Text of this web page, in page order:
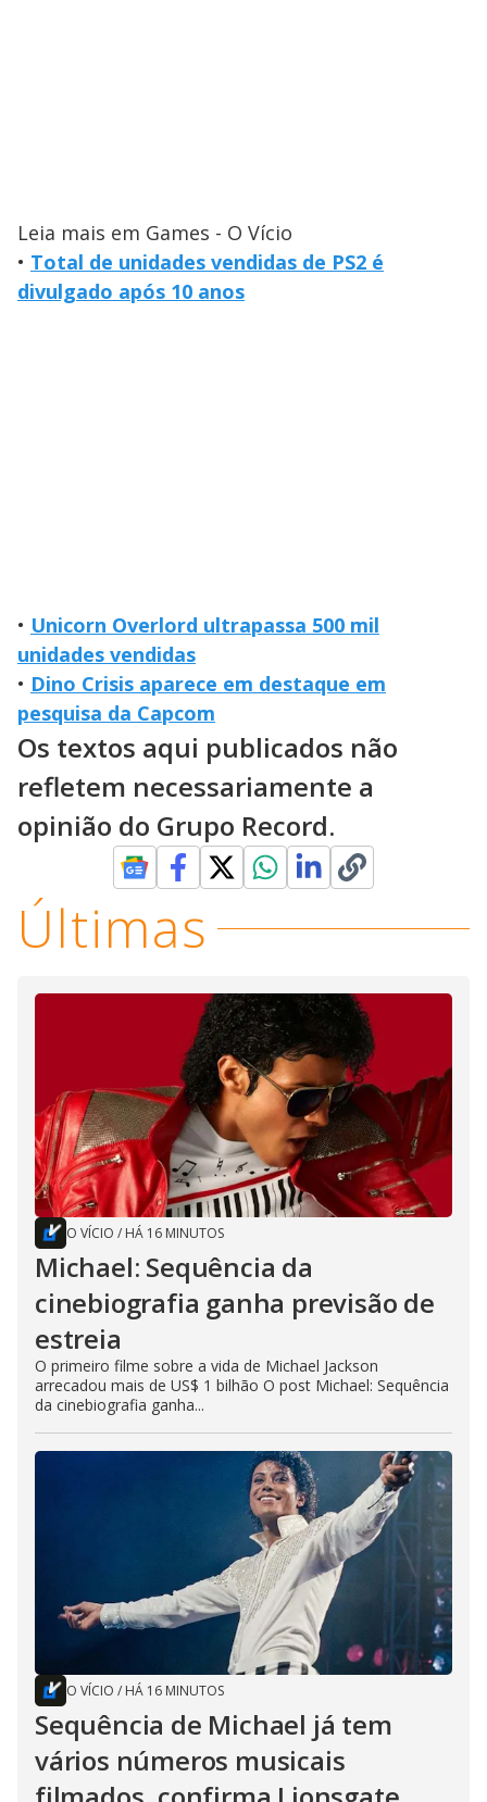
Leia mais em Games - O Vício
• Total de unidades vendidas de PS2 é
divulgado após 10 anos
• Unicorn Overlord ultrapassa 500 mil
unidades vendidas
• Dino Crisis aparece em destaque em
pesquisa da Capcom
Os textos aqui publicados não
refletem necessariamente a
opinião do Grupo Record.
Últimas
O VÍCIO / HÁ 16 MINUTOS
Michael: Sequência da
cinebiografia ganha previsão de
estreia
O primeiro filme sobre a vida de Michael Jackson
arrecadou mais de US$ 1 bilhão O post Michael: Sequência
da cinebiografia ganha...
O VÍCIO / HÁ 16 MINUTOS
Sequência de Michael já tem
vários números musicais